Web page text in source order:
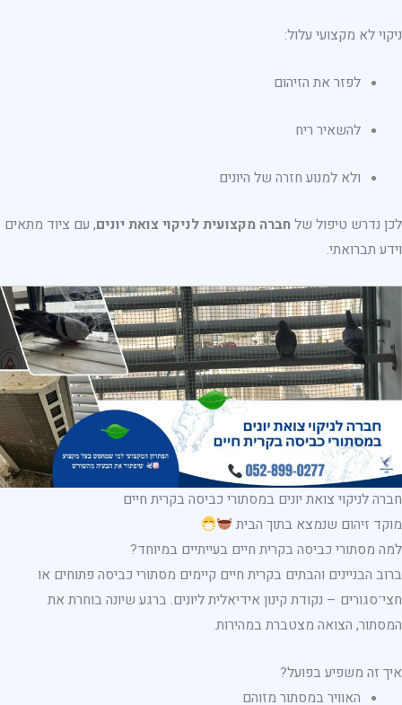
ניקוי לא מקצועי עלול:
לפזר את הזיהום
להשאיר ריח
ולא למנוע חזרה של היונים
לכן נדרש טיפול שלחברה מקצועית לניקוי צואת יונים, עם ציוד מתאים
וידע תברואתי.
חברה לניקוי צואת יונים במסתורי כביסה בקרית חיים
מוקד זיהום שנמצא בתוך הבית
למה מסתורי כביסה בקרית חיים בעייתיים במיוחד?
ברוב הבניינים והבתים בקרית חיים קיימים מסתורי כביסה פתוחים או
חצי־סגורים – נקודת קינון אידיאלית ליונים. ברגע שיונה בוחרת את
המסתור, הצואה מצטברת במהירות.
איך זה משפיע בפועל?
האוויר במסתור מזוהם